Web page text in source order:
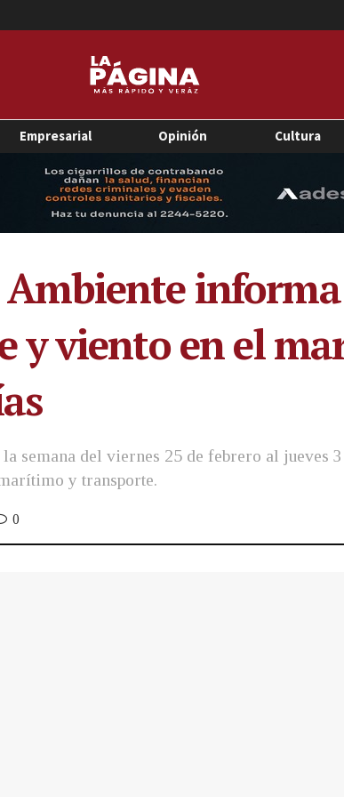
Empresarial Opinión Cultura
y viento en el
del viernes 25 de febrero al jueves
y transporte.
0